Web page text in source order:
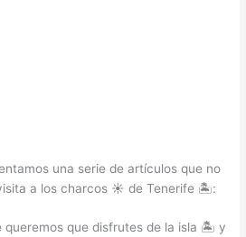
una serie de artículos que no
a los charcos ☀️ de Tenerife 🏝️:
queremos que disfrutes de la isla 🏝️ y